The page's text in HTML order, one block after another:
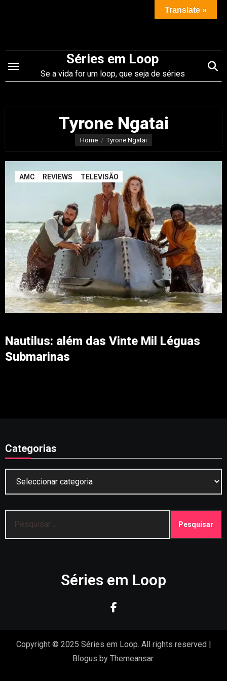
conteúdo
Séries em Loop
Se a vida for um loop, que seja de séries
Tyrone Ngatai
Home Tyrone Ngatai
AMC REVIEWS TELEVISÃO
Nautilus: além das Vinte Mil Léguas
Submarinas
Categorias
por:
Séries em Loop
Copyright © 2025 Séries em Loop. All rights reserved |
Blogus by Themeansar.
Translate »